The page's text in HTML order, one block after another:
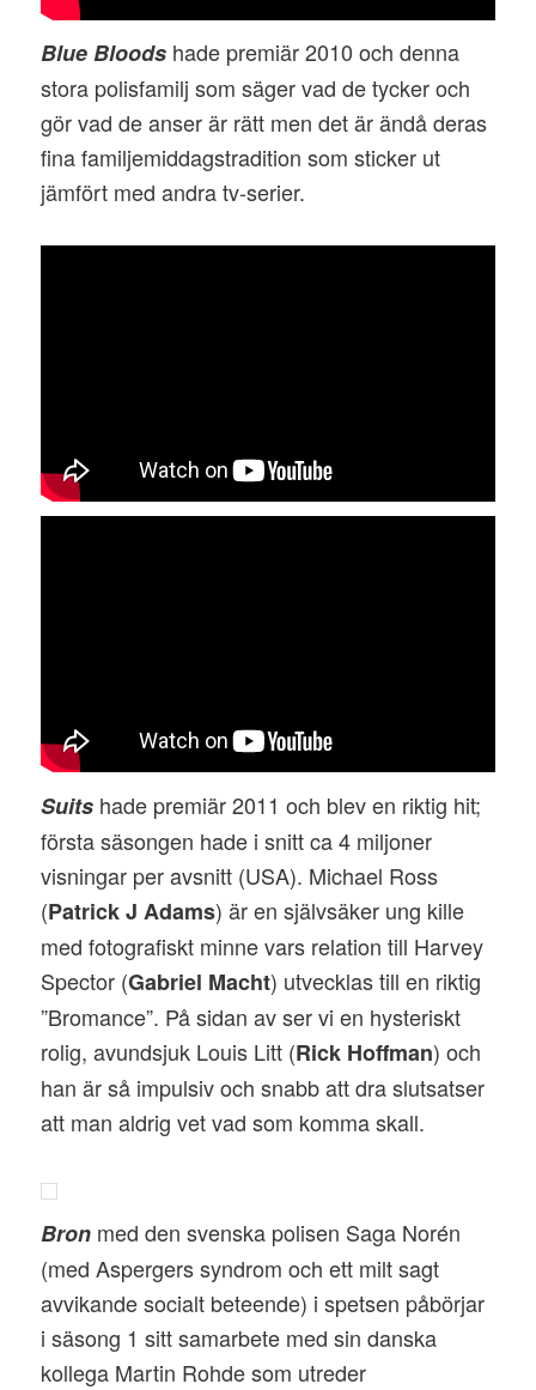
Blue Bloods hade premiär 2010 och denna
stora polisfamilj som säger vad de tycker och
gör vad de anser är rätt men det är ändå deras
fina familjemiddagstradition som sticker ut
jämfört med andra tv-serier.
Suits hade premiär 2011 och blev en riktig hit;
första säsongen hade i snitt ca 4 miljoner
visningar per avsnitt (USA). Michael Ross
(Patrick J Adams) är en självsäker ung kille
med fotografiskt minne vars relation till Harvey
Spector (Gabriel Macht) utvecklas till en riktig
”Bromance”. På sidan av ser vi en hysteriskt
rolig, avundsjuk Louis Litt (Rick Hoffman) och
han är så impulsiv och snabb att dra slutsatser
att man aldrig vet vad som komma skall.
Bron med den svenska polisen Saga Norén
(med Aspergers syndrom och ett milt sagt
avvikande socialt beteende) i spetsen påbörjar
i säsong 1 sitt samarbete med sin danska
kollega Martin Rohde som utreder